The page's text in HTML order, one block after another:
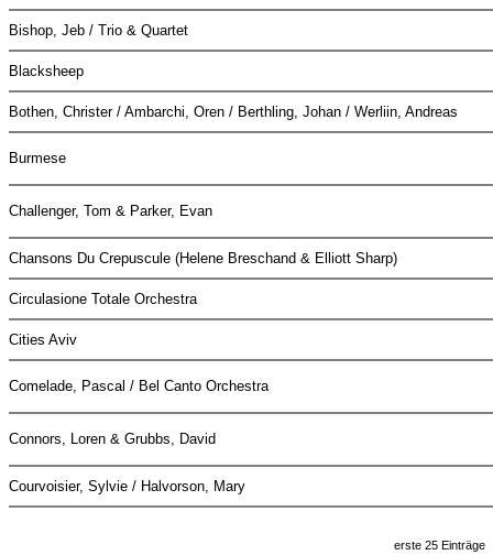
Bishop, Jeb / Trio & Quartet
Blacksheep
Bothen, Christer / Ambarchi, Oren / Berthling, Johan / Werliin, Andreas
Burmese
Challenger, Tom & Parker, Evan
Chansons Du Crepuscule (Helene Breschand & Elliott Sharp)
Circulasione Totale Orchestra
Cities Aviv
Comelade, Pascal / Bel Canto Orchestra
Connors, Loren & Grubbs, David
Courvoisier, Sylvie / Halvorson, Mary
erste 25 Einträge